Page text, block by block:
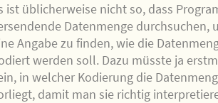
ist üblicherweise nicht so, dass
Datenmenge durchsuchen,
Angabe zu finden, wie die
werden soll. Dazu müsste ja
in welcher Kodierung die
damit man sie richtig